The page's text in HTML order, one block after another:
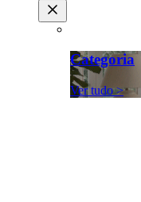
Categoria
Ver tudo >